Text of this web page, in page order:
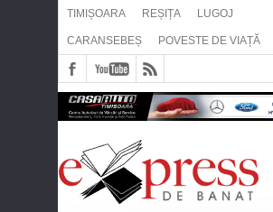
TIMIȘOARA REȘIȚA LUGOJ
CARANSEBEȘ POVESTE DE VIAȚĂ